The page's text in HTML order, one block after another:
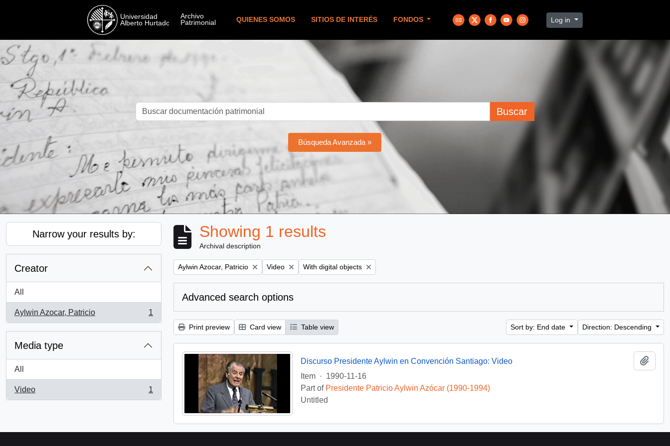
QUIENES SOMOS SITIOS DE INTERÉS FONDOS Log in
Buscar
Búsqueda Avanzada »
Narrow your results by:
Creator
All
Aylwin Azocar, Patricio
, 1 results
1
Media type
All
Video
, 1 results
1
Showing 1 results
Archival description
Remove filter:
Aylwin Azocar, Patricio Remove filter:
Video Remove filter:
With digital objects
Advanced search options
Print preview Card view Table view Sort by: End date Direction: Descending
Discurso Presidente Aylwin en Convención Santiago: Video
Item
· 1990-11-16
Part of Presidente Patricio Aylwin Azócar (1990-1994)
Untitled